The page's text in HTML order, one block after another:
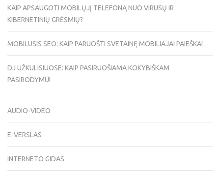
KAIP APSAUGOTI MOBILŲJĮ TELEFONĄ NUO VIRUSŲ IR
KIBERNETINIŲ GRĖSMIŲ?
MOBILUSIS SEO: KAIP PARUOŠTI SVETAINĘ MOBILIAJAI PAIEŠKAI
DJ UŽKULISIUOSE: KAIP PASIRUOŠIAMA KOKYBIŠKAM
PASIRODYMUI
AUDIO-VIDEO
E-VERSLAS
INTERNETO GIDAS